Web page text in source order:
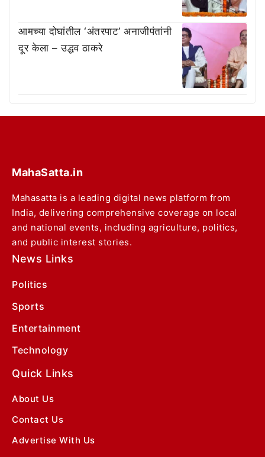
आमच्या दोघांतील ‘अंतरपाट’ अनाजीपंतांनी
दूर केला – उद्धव ठाकरे
MahaSatta.in
Mahasatta is a leading digital news platform from
India, delivering comprehensive coverage on local
and national events, including agriculture, politics,
and public interest stories.
News Links
Politics
Sports
Entertainment
Technology
Quick Links
About Us
Contact Us
Advertise With Us